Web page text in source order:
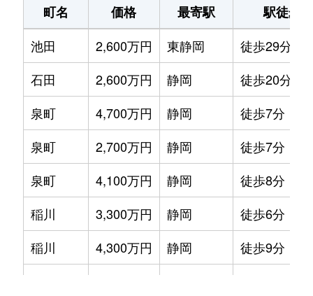
町名 価格 最寄駅
駅徒歩
池田
2,600万円 東静岡
徒歩29分
石田
2,600万円 静岡
徒歩20分
泉町
4,700万円 静岡
徒歩7分
泉町
2,700万円 静岡
徒歩7分
泉町
4,100万円 静岡
徒歩8分
稲川
3,300万円 静岡
徒歩6分
稲川
4,300万円 静岡
徒歩9分